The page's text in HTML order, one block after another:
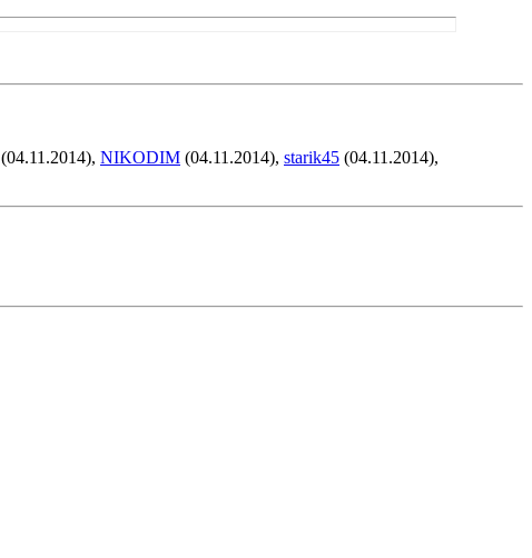
(04.11.2014), NIKODIM (04.11.2014), starik45 (04.11.2014),